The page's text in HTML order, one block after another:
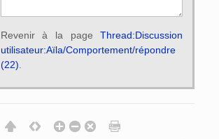
Revenir à la pageThread:Discussion
utilisateur:Aïla/Comportement/répondre
(22)